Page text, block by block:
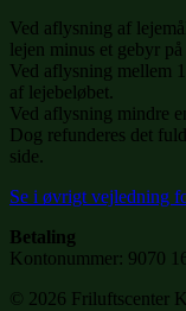
Ved aflysning af
lejen minus et gebyr
Ved aflysning mellem
af lejebeløbet.
Ved aflysning mindre
Dog refunderes det
side.
Se i øvrigt vejledning
Betaling
Kontonummer: 9070
© 2026 Friluftscenter